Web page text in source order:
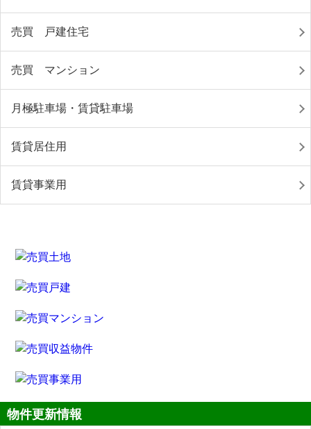
売買 戸建住宅
売買 マンション
月極駐車場・賃貸駐車場
賃貸居住用
賃貸事業用
物件更新情報